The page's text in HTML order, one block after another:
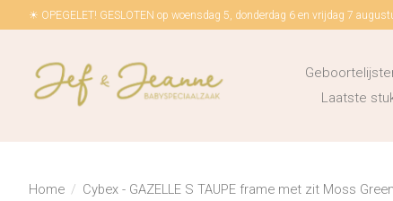
☀ OPEGELET! GESLOTEN op woensdag 5, donderdag 6 en vrijdag 7
Laatste
Home / Cybex - GAZELLE S TAUPE frame met zit Moss Green